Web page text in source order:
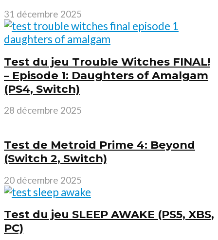
31 décembre 2025
Test du jeu Trouble Witches FINAL!
– Episode 1: Daughters of Amalgam
(PS4, Switch)
28 décembre 2025
Test de Metroid Prime 4: Beyond
(Switch 2, Switch)
20 décembre 2025
Test du jeu SLEEP AWAKE (PS5, XBS,
PC)